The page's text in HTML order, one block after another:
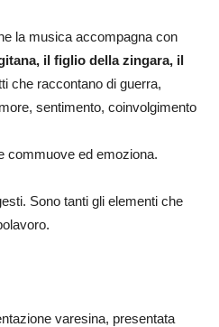
la musica accompagna con
il figlio della zingara, il
che raccontano di guerra,
sentimento, coinvolgimento
commuove ed emoziona.
Sono tanti gli elementi che
varesina, presentata